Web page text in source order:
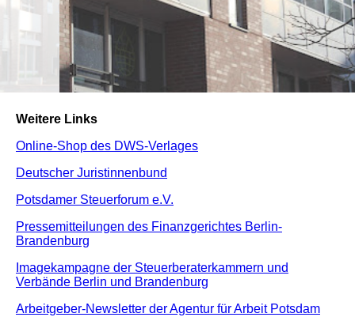
Weitere Links
Online-Shop des DWS-Verlages
Deutscher Juristinnenbund
Potsdamer Steuerforum e.V.
Pressemitteilungen des Finanzgerichtes Berlin-
Brandenburg
Imagekampagne der Steuerberaterkammern und
Verbände Berlin und Brandenburg
Arbeitgeber-Newsletter der Agentur für Arbeit Potsdam